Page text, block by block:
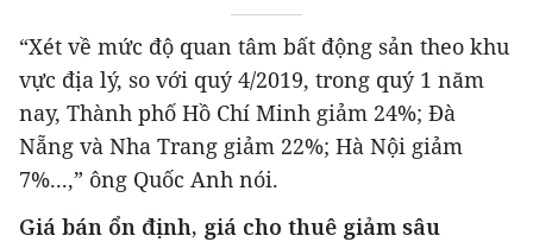
“Xét về mức độ quan tâm bất động sản theo khu
vực địa lý, so với quý 4/2019, trong quý 1 năm
nay, Thành phố Hồ Chí Minh giảm 24%; Đà
Nẵng và Nha Trang giảm 22%; Hà Nội giảm
7%...,” ông Quốc Anh nói.
Giá bán ổn định, giá cho thuê giảm sâu